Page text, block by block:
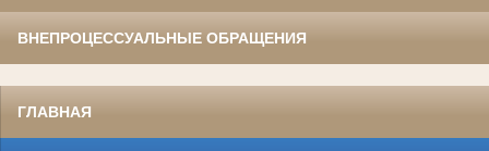
ВНЕПРОЦЕССУАЛЬНЫЕ ОБРАЩЕНИЯ
ГЛАВНАЯ